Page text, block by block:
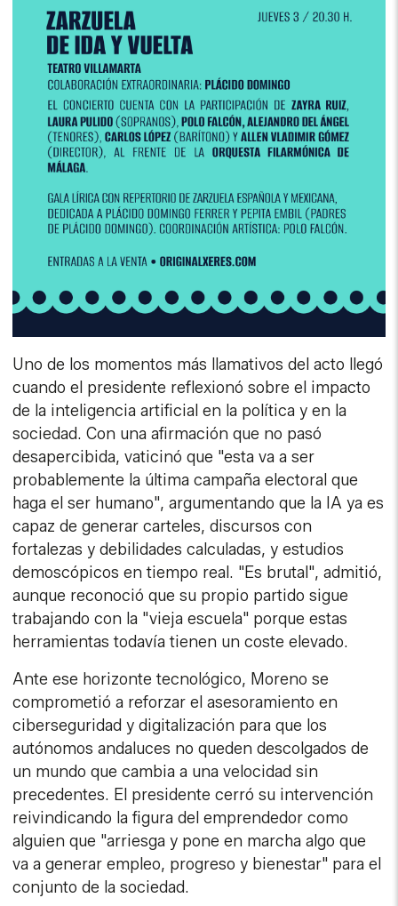
Uno de los momentos más llamativos del acto llegó
cuando el presidente reflexionó sobre el impacto
de la inteligencia artificial en la política y en la
sociedad. Con una afirmación que no pasó
desapercibida, vaticinó que "esta va a ser
probablemente la última campaña electoral que
haga el ser humano", argumentando que la IA ya es
capaz de generar carteles, discursos con
fortalezas y debilidades calculadas, y estudios
demoscópicos en tiempo real. "Es brutal", admitió,
aunque reconoció que su propio partido sigue
trabajando con la "vieja escuela" porque estas
herramientas todavía tienen un coste elevado.
Ante ese horizonte tecnológico, Moreno se
comprometió a reforzar el asesoramiento en
ciberseguridad y digitalización para que los
autónomos andaluces no queden descolgados de
un mundo que cambia a una velocidad sin
precedentes. El presidente cerró su intervención
reivindicando la figura del emprendedor como
alguien que "arriesga y pone en marcha algo que
va a generar empleo, progreso y bienestar" para el
conjunto de la sociedad.